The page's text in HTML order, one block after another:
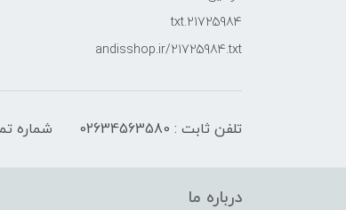
21725984.txt
andisshop.ir/21725984.txt
تلفن ثابت : 02634563580 شماره
درباره ما